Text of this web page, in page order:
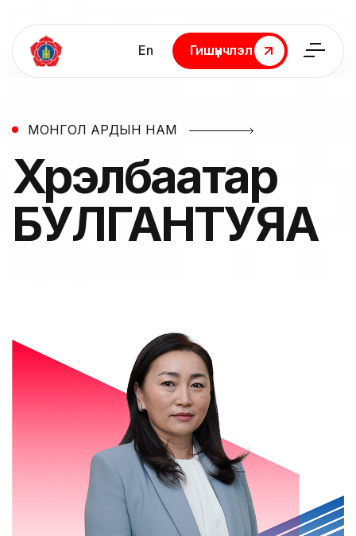
En
Гишүүнчлэл
Гишүүнчлэл
МОНГОЛ АРДЫН НАМ
Хүрэлбаатар
БУЛГАНТУЯА